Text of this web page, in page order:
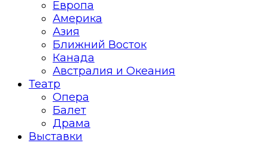
Европа
Америка
Азия
Ближний Восток
Канада
Австралия и Океания
Театр
Опера
Балет
Драма
Выставки